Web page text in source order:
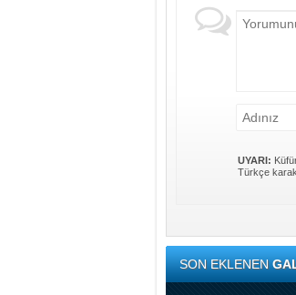
UYARI:
Türkçe
SON EKLENEN